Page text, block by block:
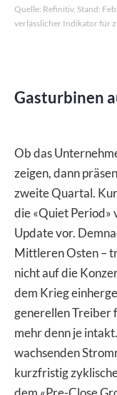
Quelle: Refinitiv, Stand:
verlässlicher Indikator für
Gasturbinen
Ob das
zeigen, dann
zweite Quartal.
die «Quiet Period»
Update vor.
Mittleren Osten –
nicht auf die
dem Krieg
generellen Treiber
mehr denn je
wachsenden
kurzfristig